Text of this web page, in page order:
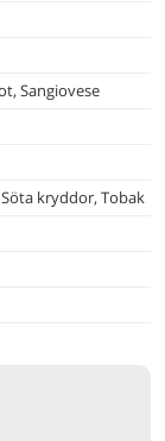
Sangiovese
kryddor, Tobak